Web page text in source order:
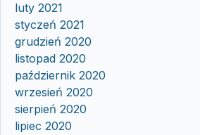
luty 2021
styczeń 2021
grudzień 2020
listopad 2020
październik 2020
wrzesień 2020
sierpień 2020
lipiec 2020